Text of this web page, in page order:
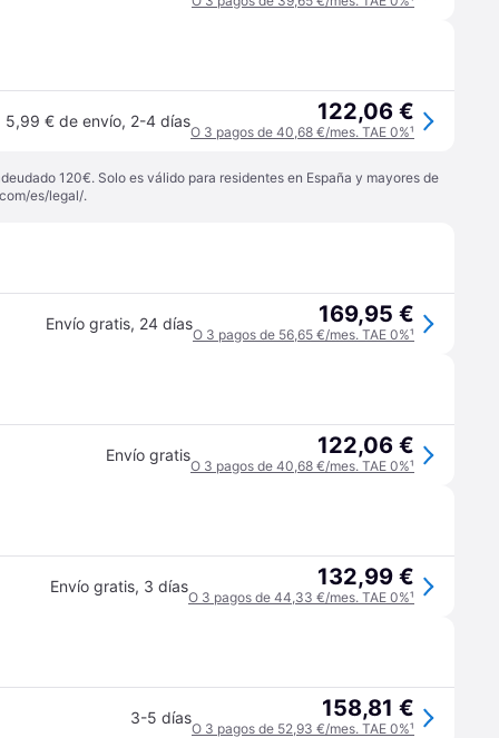
5,99 € de envío, 2-4 días 122,06 €
O 3 pagos de 40,68 €/mes. TAE 0%¹
120€. Solo es válido para residentes en España y mayores de
es/legal/.
Envío gratis, 24 días 169,95 €
O 3 pagos de 56,65 €/mes. TAE 0%¹
Envío gratis 122,06 €
O 3 pagos de 40,68 €/mes. TAE 0%¹
Envío gratis, 3 días 132,99 €
O 3 pagos de 44,33 €/mes. TAE 0%¹
3-5 días 158,81 €
O 3 pagos de 52,93 €/mes. TAE 0%¹